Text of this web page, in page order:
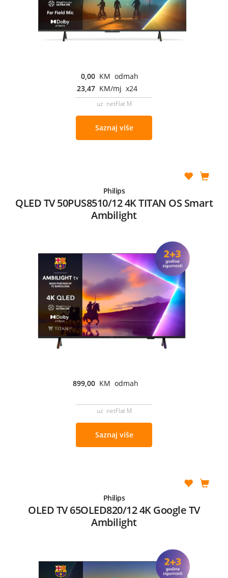
0,00 KM odmah
23,47 KM/mj x24
uz netFlat M
Saznaj više
Philips
QLED TV 50PUS8510/12 4K TITAN OS Smart
Ambilight
899,00 KM odmah
uz netFlat M
Saznaj više
Philips
OLED TV 65OLED820/12 4K Google TV
Ambilight